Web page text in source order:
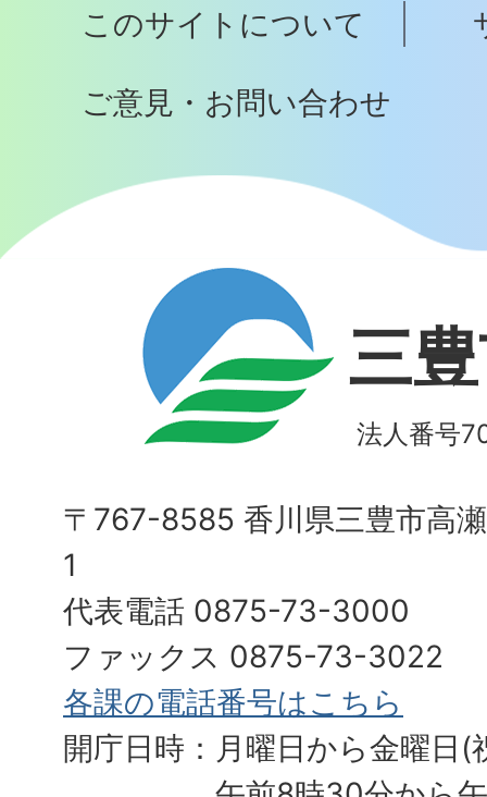
へ
このサイトについて
ご意見・お問い合わせ
三
法人番号
〒767-8585 香川県三豊市高
1
代表電話 0875-73-3000
ファックス 0875-73-3022
各課の電話番号はこちら
開庁日時：月曜日から金曜日(